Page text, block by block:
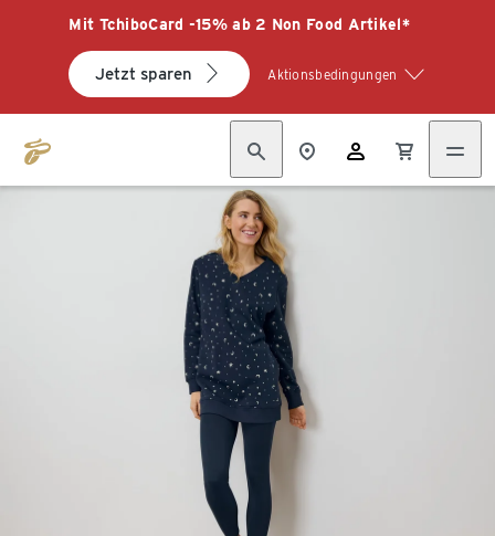
Mit TchiboCard -15% ab 2 Non Food Artikel*
Jetzt sparen Aktionsbedingungen